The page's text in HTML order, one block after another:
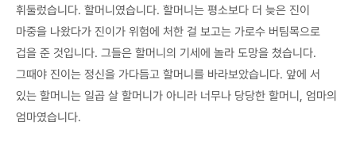
휘둘렀습니다. 할머니였습니다. 할머니는 평소보다 더 늦은 진이
마중을 나왔다가 진이가 위험에 처한 걸 보고는 가로수 버팀목으로
겁을 준 것입니다. 그들은 할머니의 기세에 놀라 도망을 쳤습니다.
그때야 진이는 정신을 가다듬고 할머니를 바라보았습니다. 앞에 서
있는 할머니는 일곱 살 할머니가 아니라 너무나 당당한 할머니, 엄마의
엄마였습니다.